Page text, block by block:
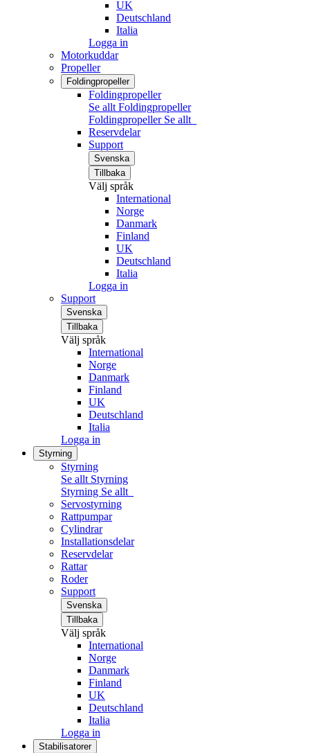
UK
Deutschland
Italia
Logga in
Motorkuddar
Propeller
Foldingpropeller
Foldingpropeller
Se allt Foldingpropeller
Foldingpropeller Se allt
Reservdelar
Support
Svenska
Tillbaka
Välj språk
International
Norge
Danmark
Finland
UK
Deutschland
Italia
Logga in
Support
Svenska
Tillbaka
Välj språk
International
Norge
Danmark
Finland
UK
Deutschland
Italia
Logga in
Styrning
Styrning
Se allt Styrning
Styrning Se allt
Servostyrning
Rattpumpar
Cylindrar
Installationsdelar
Reservdelar
Rattar
Roder
Support
Svenska
Tillbaka
Välj språk
International
Norge
Danmark
Finland
UK
Deutschland
Italia
Logga in
Stabilisatorer